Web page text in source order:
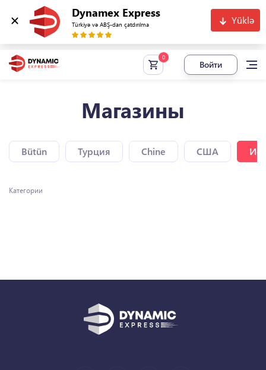
Dynamex Express
Türkiyə və ABŞ-dan çatdırılma Yüklə
Войти
Магазины
Bütün Турция Chine США
Категории